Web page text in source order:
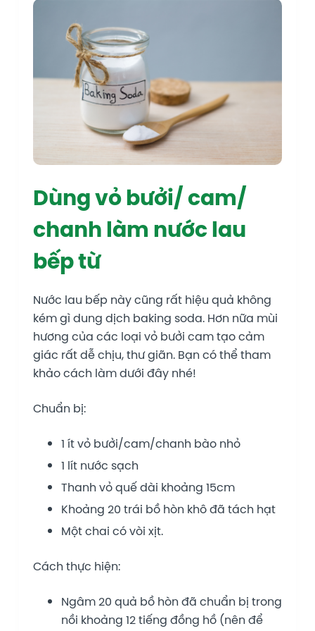
Dùng vỏ bưởi/ cam/
chanh làm nước lau
bếp từ
Nước lau bếp này cũng rất hiệu quả không
kém gì dung dịch baking soda. Hơn nữa mùi
hương của các loại vỏ bưởi cam tạo cảm
giác rất dễ chịu, thư giãn. Bạn có thể tham
khảo cách làm dưới đây nhé!
Chuẩn bị:
1 ít vỏ bưởi/cam/chanh bào nhỏ
1 lít nước sạch
Thanh vỏ quế dài khoảng 15cm
Khoảng 20 trái bồ hòn khô đã tách hạt
Một chai có vòi xịt.
Cách thực hiện:
Ngâm 20 quả bồ hòn đã chuẩn bị trong
nồi khoảng 12 tiếng đồng hồ (nên để